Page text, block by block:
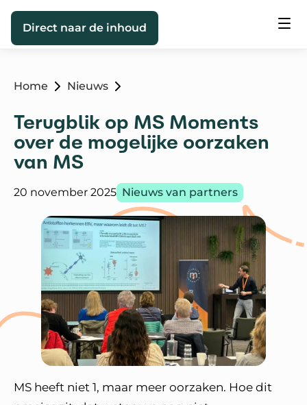
Direct naar de inhoud
Home Nieuws
Terugblik op MS Moments
over de mogelijke oorzaken
van MS
Gepubliceerd op:
20 november 2025 Categorie:
Nieuws van partners
MS heeft niet 1, maar meer oorzaken. Hoe dit